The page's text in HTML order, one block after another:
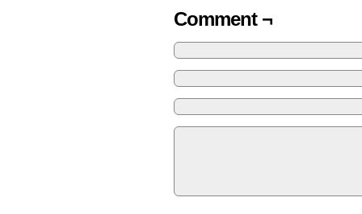
Comment ¬